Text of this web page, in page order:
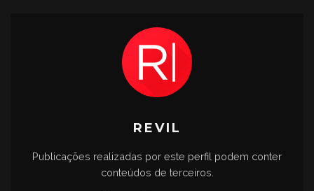
REVIL
Publicações realizadas por este perfil podem conter
conteúdos de terceiros.